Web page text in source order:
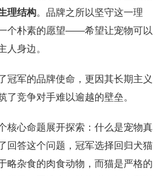
理结构。品牌之所以坚守这一理
个朴素的愿望——希望让宠物可以
人身边。
冠军的品牌使命，更因其长期主义
了竞争对手难以逾越的壁垒。
核心命题展开探索：什么是宠物真
回答这个问题，冠军选择回归犬猫
略杂食的肉食动物，而猫是严格的